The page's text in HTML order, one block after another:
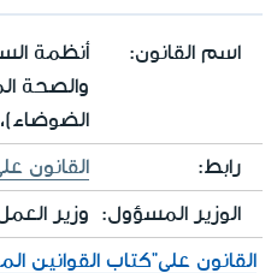
اسم القانون:
أنظمة
والصحة
الضوضاء)، 1984
رابط: القانون
الوزير المسؤول: وزير
القانون على"كتاب القوانين